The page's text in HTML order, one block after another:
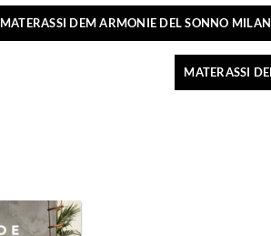
MATERASSI DEM ARMONIE DEL SONNO
MATERASSI